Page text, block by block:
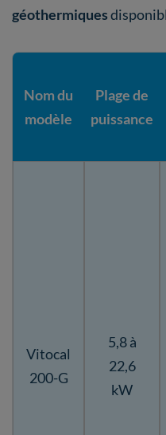
géothermiques
Nom du
modèle
Plage de
puissance
Vitocal
200-G
5,8 à
22,6
kW